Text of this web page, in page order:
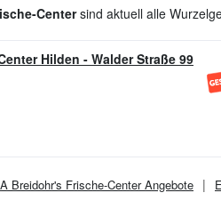
Centersind aktuell alle
Hilden - Walder Straße 99
Breidohr's Frische-CenterAngebote